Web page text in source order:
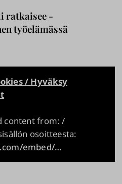
ratkaisee -
työelämässä
/ Hyväksy
content from: /
osoitteesta:
https://www.youtube.com/embed/f7hS0BoqVUg?si=yu008NJU_mdsbcOI